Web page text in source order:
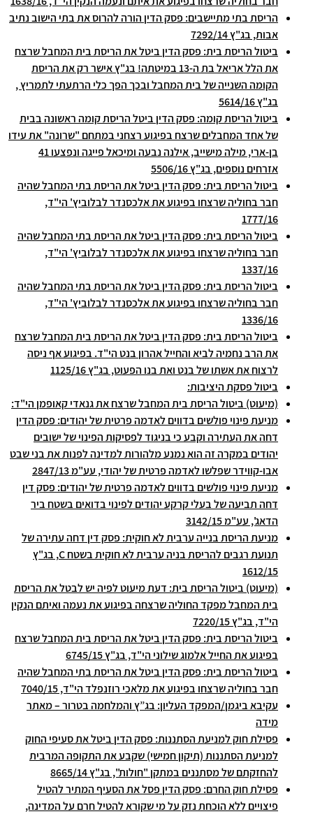
הריסת בתי מתיישבים: פסק הדין הורה להרוס את בתי הישוב נתיב
אבות, בג"ץ 7292/14
ביטול הריסת בית: פסק הדין ביטל את הריסת בית המחבל שרצח
את הלל אריאל בת ה-13 במיטתה! בג"ץ אישר רק את הריסת
הקומה השנייה של בית המחבל ובכך הפך כלי הרתעתי לתמריץ ,
בג"ץ 5614/16
ביטול הריסת קומה: פסק הדין ביטל הריסת קומה ראשונה בבית
של אחד המחבלים שרצח בפיגוע רצחני במתחם "שרונה" את עידו
בן-ארי, מילה מישייב, אילנה נבעה ומיכאל פייגה ונפצעו 41
אזרחים נוספים, בג"ץ 5506/16
ביטול הריסת בית: פסק הדין ביטל את הריסת בתי המחבל שהיה
חבר בחוליה שרצחו בפיגוע את אלכסנדר לבלוביץ' הי"ד,
1777/16
ביטול הריסת בית: פסק הדין ביטל את הריסת בתי המחבל שהיה
חבר בחוליה שרצחו בפיגוע את אלכסנדר לבלוביץ' הי"ד,
1337/16
ביטול הריסת בית: פסק הדין ביטל את הריסת בתי המחבל שהיה
חבר בחוליה שרצחו בפיגוע את אלכסנדר לבלוביץ' הי"ד,
1336/16
ביטול הריסת בית: פסק הדין ביטל את הריסת בית המחבל שרצח
את הרב נחמיה לביא והחייל אהרון בנט הי"ד. בפיגוע אף ניסה
לרצוח את אשתו של בנט ואת בנו הפעוט, בג"ץ 1125/16
ביטול פסקת היציבות:
(מיעוט) ביטול הריסת בית המחבל שרצח את גנאדי קאופמן הי"ד:
מניעת פינוי פולשים בדווים לאדמה פרטית של יהודים: פסק הדין
דחה את העתירה וקבע כי בניגוד לפסיקות הפינוי של ישובים
יהודים במקרה זה הוא נמנע מלהורות למדינה לפנות את בני שבט
אבו-קווידר שפלשו לאדמה פרטית של יהודי, עע"מ 2847/13
מניעת פינוי פולשים בדווים לאדמה פרטית של יהודים: פסק דין
דחה תביעה של בעלי קרקע יהודים לפינוי בדואים בשטח ביר
הדאג', עע"מ 3142/15
מניעת הריסת בנייה ערבית לא חוקית: פסק דין דחה עתירה של
תנועת רגבים להריסת בניה ערבית לא חוקית בשטח C, בג"ץ
1612/15
(מיעוט) ביטול הריסת בית: דעת מיעוט לפיה יש לבטל את הריסת
בית המחבל מפקד החוליה שרצחה בפיגוע את נעמה ואיתם הנקין
הי"ד, בג"ץ 7220/15
ביטול הריסת בית: פסק הדין ביטל את הריסת בית המחבל שרצח
בפיגוע את החייל אלמוג שילוני הי"ד, בג"ץ 6745/15
ביטול הריסת בית: פסק הדין ביטל את הריסת בתי המחבל שהיה
חבר בחוליה שרצחו בפיגוע את מלאכי רוזנפלד הי"ד, 7040/15
עקיבא ביגמן/המפקד העליון: בג”ץ והמלחמה בטרור – מאתר
מידה
פסילת חוק למניעת הסתננות: פסק הדין ביטל את סעיפי החוק
למניעת הסתננות (תיקון חמישי) שקבע את התקופה המרבית
להחזקתם של מסתננים במתקן "חולות", בג"ץ 8665/14
פסילת חוק החרם: פסק הדין פסל את הסעיף המתיר להטיל
פיצויים ללא הוכחת נזק על מי שקורא להטיל חרם על המדינה,